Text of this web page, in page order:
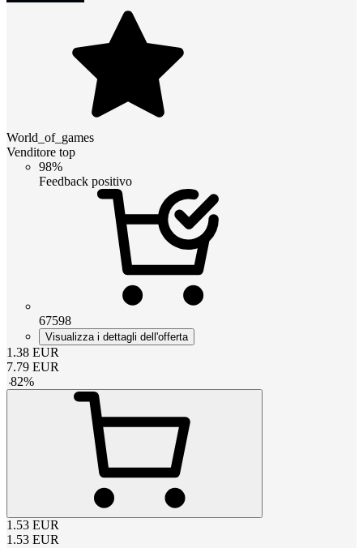
World_of_games
Venditore top
98%
Feedback positivo
67598
Visualizza i dettagli dell'offerta
1.38 EUR
7.79 EUR
-82%
1.53 EUR
1.53 EUR